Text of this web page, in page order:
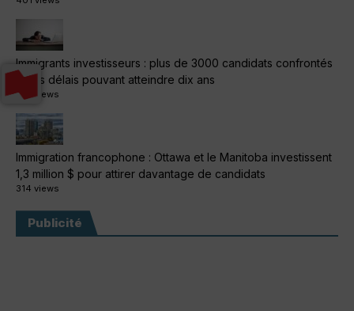
Immigrants investisseurs : plus de 3000 candidats confrontés
à des délais pouvant atteindre dix ans
319 views
Immigration francophone : Ottawa et le Manitoba investissent
1,3 million $ pour attirer davantage de candidats
314 views
Publicité